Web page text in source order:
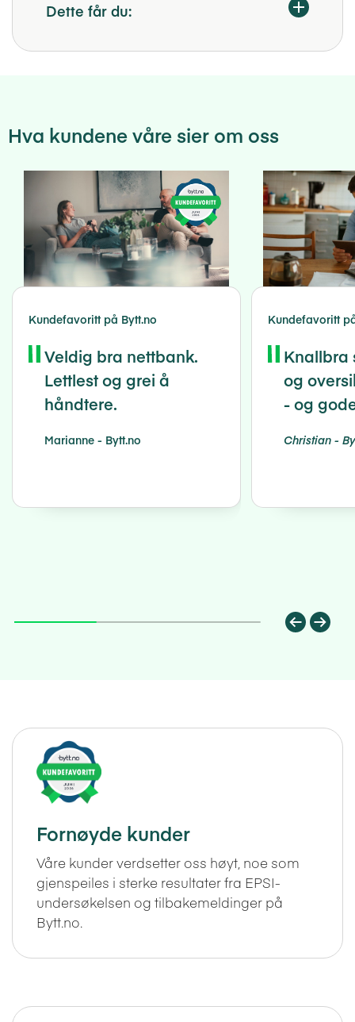
Dette får du:
Hva kundene våre sier om oss
Kundefavoritt på Bytt.no
Veldig bra nettbank.
Lettlest og grei å
håndtere.
Marianne - Bytt.no
Kundefavoritt
Knallbra
og
- og
Christian -
Fornøyde kunder
Våre kunder verdsetter oss høyt, noe som
gjenspeiles i sterke resultater fra EPSI-
undersøkelsen og tilbakemeldinger på
Bytt.no.